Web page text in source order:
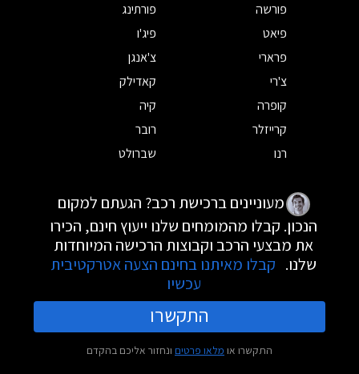
פורשה
פורתינג
פיאט
פיג'ו
פרארי
צ'אנגן
צ'רי
קאדילק
קופרה
קיה
קרייזלר
רובר
רנו
שברולט
מעוניינים ברכישת רכב? הגעתם למקום
הנכון. קבלו מהמומחים שלנו ייעוץ חינם, הכירו
את מבצעי הרכב וקבוצות הרכישה המיוחדות
שלנו. קבלו מאיתנו בחינם הצעה אטרקטיבית
עכשיו
התקשרו
התקשרו או מלאו פרטים ונחזור אליכם בהקדם